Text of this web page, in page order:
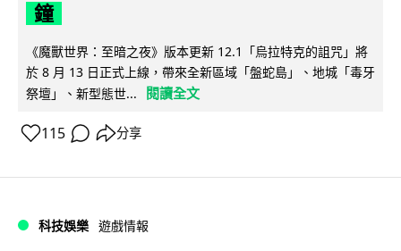
鐘
《魔獸世界：至暗之夜》版本更新 12.1「烏拉特克的詛咒」將
於 8 月 13 日正式上線，帶來全新區域「盤蛇島」、地城「毒牙
祭壇」、新型態世...
閱讀全文
115 分享
科技娛樂 遊戲情報